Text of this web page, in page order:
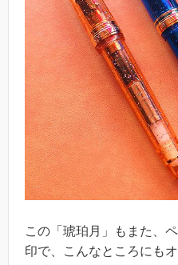
この「琥珀月」もまた、
印で、こんなところにも